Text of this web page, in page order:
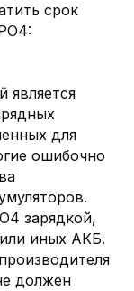
срок
является
для
ошибочно
зарядкой,
иных АКБ.
должен